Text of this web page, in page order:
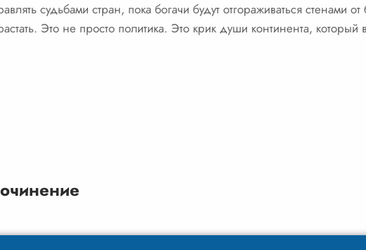
судьбами стран, пока богачи будут отгораживаться
Это не просто политика. Это крик души континента,